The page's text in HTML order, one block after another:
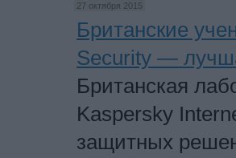
27 октября 2015
Британские
Security —
Британская
Kaspersky
защитных